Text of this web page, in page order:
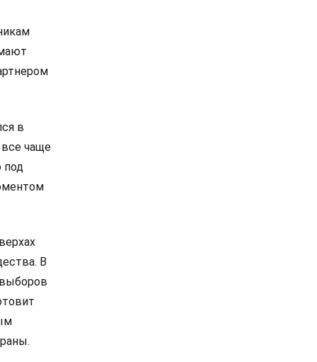
в
все чаще
под
В